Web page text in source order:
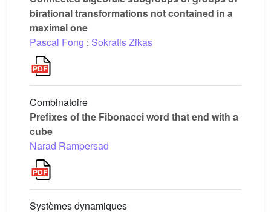
birational transformations not contained in a
maximal one
Pascal Fong ; Sokratis Zikas
Combinatoire
Prefixes of the Fibonacci word that end with a
cube
Narad Rampersad
Systèmes dynamiques